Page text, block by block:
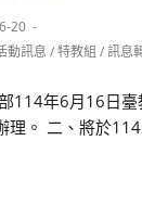
20
動訊息 / 特教組 / 訊息
114年6月16日
理。 二、將於